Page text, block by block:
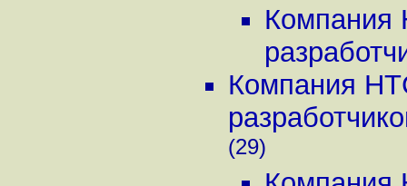
Компания
Компания
(29)